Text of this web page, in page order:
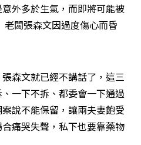
外多於生氣，而即將可能被
闆張森文因過度傷心而昏
森文就已經不講話了，這三
一下不拆、都委會一下通過
說不能保留，讓兩夫妻飽受
痛哭失聲，私下也要靠藥物